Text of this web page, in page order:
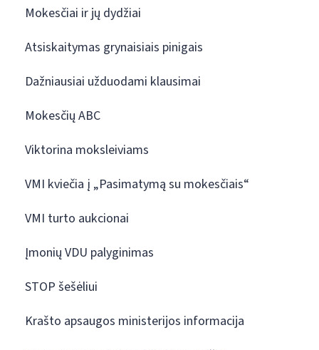
Mokesčiai ir jų dydžiai
Atsiskaitymas grynaisiais pinigais
Dažniausiai užduodami klausimai
Mokesčių ABC
Viktorina moksleiviams
VMI kviečia į „Pasimatymą su mokesčiais“
VMI turto aukcionai
Įmonių VDU palyginimas
STOP šešėliui
Krašto apsaugos ministerijos informacija